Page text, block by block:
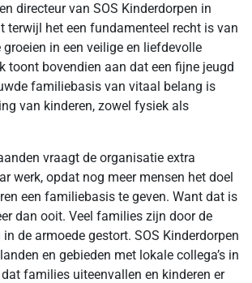
directeur van SOS Kinderdorpen in
terwijl het een fundamenteel recht is van
in een veilige en liefdevolle
toont bovendien aan dat een fijne jeugd
familiebasis van vitaal belang is
van kinderen, zowel fysiek als
vraagt de organisatie extra
werk, opdat nog meer mensen het doel
een familiebasis te geven. Want dat is
dan ooit. Veel families zijn door de
de armoede gestort. SOS Kinderdorpen
en gebieden met lokale collega’s in
families uiteenvallen en kinderen er